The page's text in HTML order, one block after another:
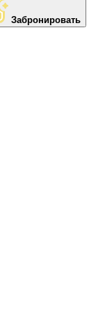
Забронировать